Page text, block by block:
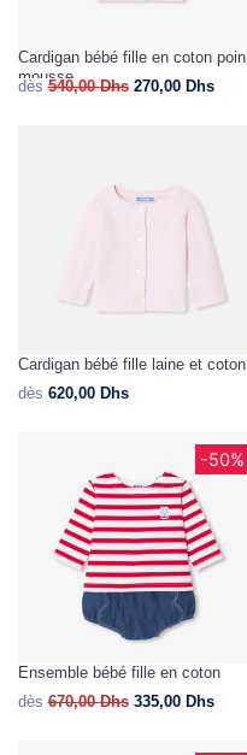
Cardigan bébé fille en coton point
mousse
dès 540,00Dhs 270,00 Dhs
Cardigan bébé fille laine et coton
dès 620,00 Dhs
-50%
Ensemble bébé fille en coton
dès 670,00Dhs 335,00 Dhs